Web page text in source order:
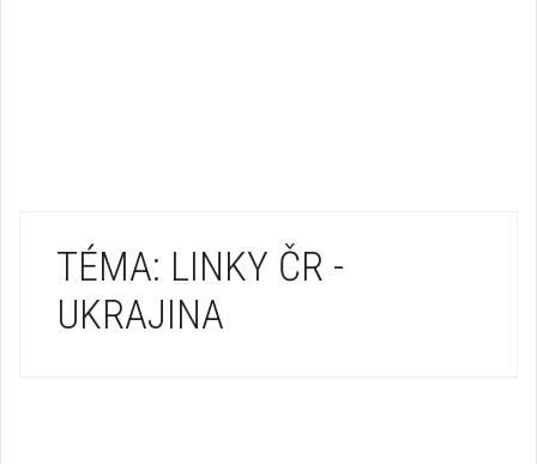
TÉMA: LINKY ČR -
UKRAJINA